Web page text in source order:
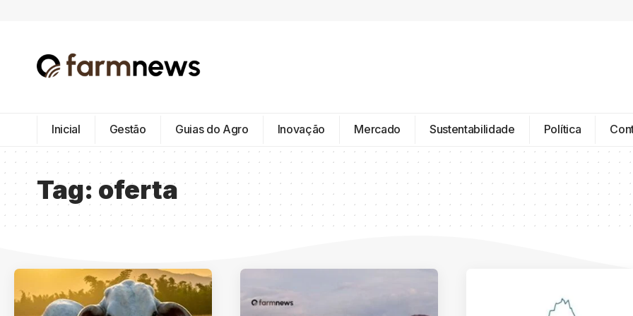
Inicial Gestão Guias do Agro Inovação Mercado Sustentabilidade Política
Tag: oferta